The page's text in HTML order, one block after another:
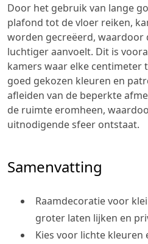
Door het gebruik van lange
plafond tot de vloer reiken,
worden gecreëerd,
luchtiger aanvoelt. Dit is
kamers waar elke centimeter
goed gekozen kleuren en
afleiden van de beperkte
de ruimte eromheen,
uitnodigende sfeer ontstaat.
Samenvatting
Raamdecoratie voor
groter laten lijken en
Kies voor lichte